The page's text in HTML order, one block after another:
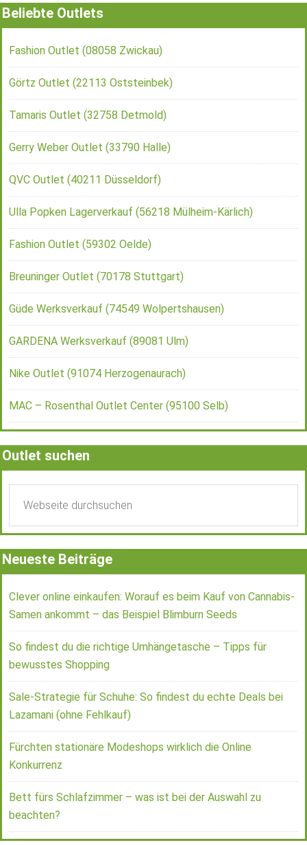
Beliebte Outlets
Fashion Outlet (08058 Zwickau)
Görtz Outlet (22113 Oststeinbek)
Tamaris Outlet (32758 Detmold)
Gerry Weber Outlet (33790 Halle)
QVC Outlet (40211 Düsseldorf)
Ulla Popken Lagerverkauf (56218 Mülheim-Kärlich)
Fashion Outlet (59302 Oelde)
Breuninger Outlet (70178 Stuttgart)
Güde Werksverkauf (74549 Wolpertshausen)
GARDENA Werksverkauf (89081 Ulm)
Nike Outlet (91074 Herzogenaurach)
MAC – Rosenthal Outlet Center (95100 Selb)
Outlet suchen
Neueste Beiträge
Clever online einkaufen: Worauf es beim Kauf von Cannabis-
Samen ankommt – das Beispiel Blimburn Seeds
So findest du die richtige Umhängetasche – Tipps für
bewusstes Shopping
Sale-Strategie für Schuhe: So findest du echte Deals bei
Lazamani (ohne Fehlkauf)
Fürchten stationäre Modeshops wirklich die Online
Konkurrenz
Bett fürs Schlafzimmer – was ist bei der Auswahl zu
beachten?